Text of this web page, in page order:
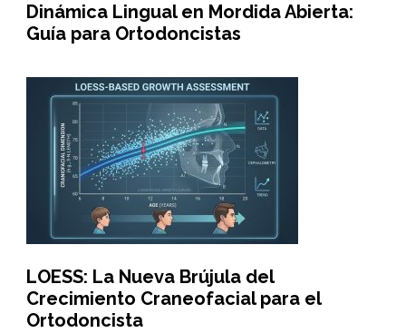
Dinámica Lingual en Mordida Abierta:
Guía para Ortodoncistas
LOESS: La Nueva Brújula del
Crecimiento Craneofacial para el
Ortodoncista